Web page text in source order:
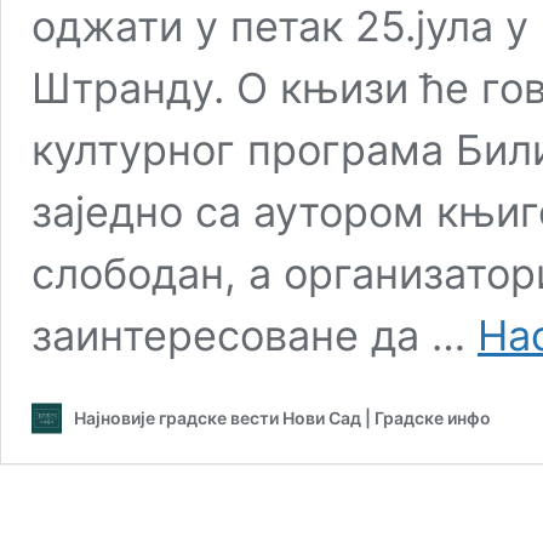
оджати у петак 25.јула
Штранду. О књизи ће
културног програма
заједно са аутором
слободан, а
заинтересоване да …
Најновије градске вести Нови Сад | Градске инфо